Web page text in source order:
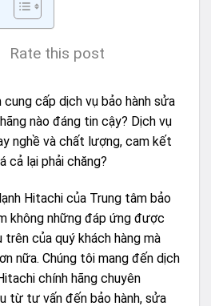
Rate this post
cấp dịch vụ bảo hành sửa
nào đáng tin cậy? Dịch vụ
nghề và chất lượng, cam kết
cả lại phải chăng?
Hitachi của Trung tâm bảo
không những đáp ứng được
của quý khách hàng mà
nữa. Chúng tôi mang đến dịch
chính hãng chuyên
từ tư vấn đến bảo hành, sửa